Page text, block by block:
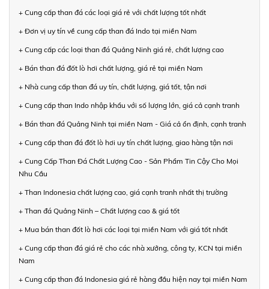
+ Cung cấp than đá các loại giá rẻ với chất lượng tốt nhất
+ Đơn vị uy tín về cung cấp than đá Indo tại miền Nam
+ Cung cấp các loại than đá Quảng Ninh giá rẻ, chất lượng cao
+ Bán than đá đốt lò hơi chất lượng, giá rẻ tại miền Nam
+ Nhà cung cấp than đá uy tín, chất lượng, giá tốt, tận nơi
+ Cung cấp than Indo nhập khẩu với số lượng lớn, giá cả cạnh tranh
+ Bán than đá Quảng Ninh tại miền Nam - Giá cả ổn định, cạnh tranh
+ Cung cấp than đá đốt lò hơi uy tín chất lượng, giao hàng tận nơi
+ Cung Cấp Than Đá Chất Lượng Cao - Sản Phẩm Tin Cậy Cho Mọi
Nhu Cầu
+ Than Indonesia chất lượng cao, giá cạnh tranh nhất thị trường
+ Than đá Quảng Ninh – Chất lượng cao & giá tốt
+ Mua bán than đốt lò hơi các loại tại miền Nam với giá tốt nhất
+ Cung cấp than đá giá rẻ cho các nhà xưởng, công ty, KCN tại miền
Nam
+ Cung cấp than đá Indonesia giá rẻ hàng đầu hiện nay tại miền Nam